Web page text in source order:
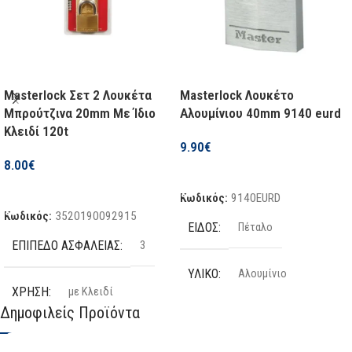
Masterlock Σετ 2 Λουκέτα
Μπρούτζινα 20mm Με Ίδιο
Κλειδί 120t
8.00€
Κωδικός: 3520190092915
ΕΠΊΠΕΔΟ ΑΣΦΑΛΕΊΑΣ 3
ΧΡΉΣΗ με Κλειδί
Masterlock Λουκέτο
Αλουμίνιου 40mm 9140 eurd
9.90€
Κωδικός: 9140EURD
ΕΊΔΟΣ Πέταλο
ΥΛΙΚΌ Αλουμίνιο
Δημοφιλείς Προϊόντα